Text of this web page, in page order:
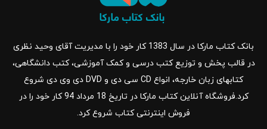
بانک کتاب مارکا در سال 1383 کار خود را با مدیریت آقای وحید نظری
در قالب پخش و توزیع کتب درسی و کمک آموزشی، کتب دانشگاهی،
کتابهای زبان خارجه، انواع CD سی دی و DVD دی وی دی شروع
کرد.فروشگاه آنلاین کتاب مارکا در تاریخ 18 مرداد 94 کار خود را در
فروش اینترنتی کتاب شروع کرد.